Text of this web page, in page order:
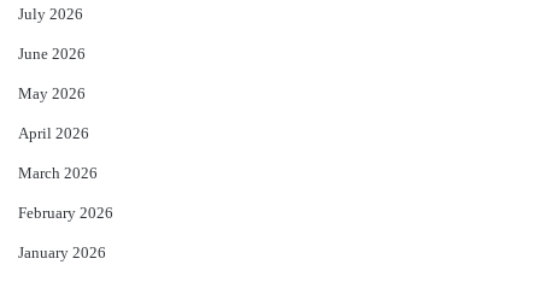
July 2026
June 2026
May 2026
April 2026
March 2026
February 2026
January 2026